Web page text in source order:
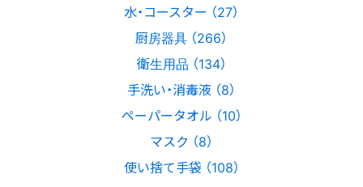
水・コースター （27）
厨房器具 （266）
衛生用品 （134）
手洗い・消毒液 （8）
ペーパータオル （10）
マスク （8）
使い捨て手袋 （108）